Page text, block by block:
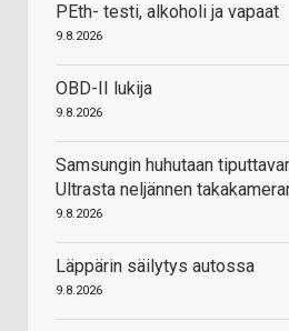
PEth- testi, alkoholi ja vapaat
9.8.2026
OBD-II lukija
9.8.2026
Samsungin huhutaan
Ultrasta neljännen
9.8.2026
Läppärin säilytys autossa
9.8.2026